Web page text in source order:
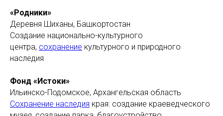
«Родники»
Деревня Шиханы, Башкортостан
Создание национально-культурного
центра, сохранение культурного и природного
наследия
Фонд «Истоки»
Ильинско-Подомское, Архангельская область
Сохранение наследия края: создание краеведческого